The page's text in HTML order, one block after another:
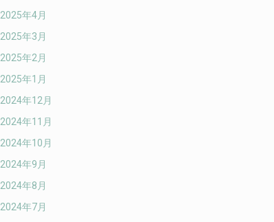
2025年4月
2025年3月
2025年2月
2025年1月
2024年12月
2024年11月
2024年10月
2024年9月
2024年8月
2024年7月